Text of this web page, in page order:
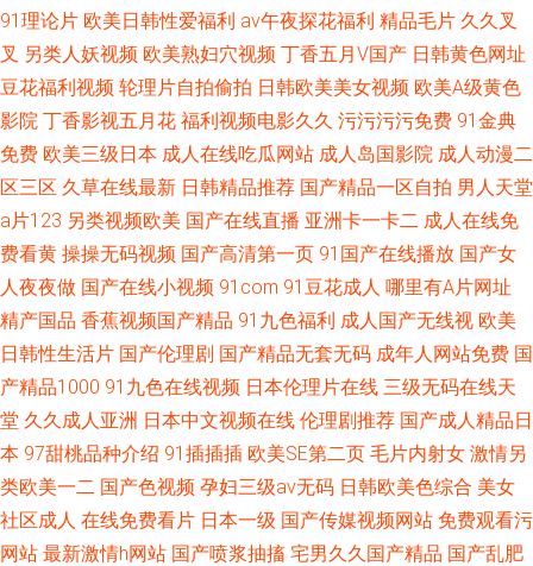
91理论片 欧美日韩性爱福利 av午夜探花福利 精品毛片 久久叉
叉 另类人妖视频 欧美熟妇穴视频 丁香五月V国产 日韩黄色网址
豆花福利视频 轮理片自拍偷拍 日韩欧美美女视频 欧美A级黄色
影院 丁香影视五月花 福利视频电影久久 污污污污免费 91金典
免费 欧美三级日本 成人在线吃瓜网站 成人岛国影院 成人动漫二
区三区 久草在线最新 日韩精品推荐 国产精品一区自拍 男人天堂
a片123 另类视频欧美 国产在线直播 亚洲卡一卡二 成人在线免
费看黄 操操无码视频 国产高清第一页 91国产在线播放 国产女
人夜夜做 国产在线小视频 91com 91豆花成人 哪里有A片网址
精产国品 香蕉视频国产精品 91九色福利 成人国产无线视 欧美
日韩性生活片 国产伦理剧 国产精品无套无码 成年人网站免费 国
产精品1000 91九色在线视频 日本伦理片在线 三级无码在线天
堂 久久成人亚洲 日本中文视频在线 伦理剧推荐 国产成人精品日
本 97甜桃品种介绍 91插插插 欧美SE第二页 毛片内射女 激情另
类欧美一二 国产色视频 孕妇三级av无码 日韩欧美色综合 美女
社区成人 在线免费看片 日本一级 国产传媒视频网站 免费观看污
网站 最新激情h网站 国产喷浆抽搐 宅男久久国产精品 国产乱肥